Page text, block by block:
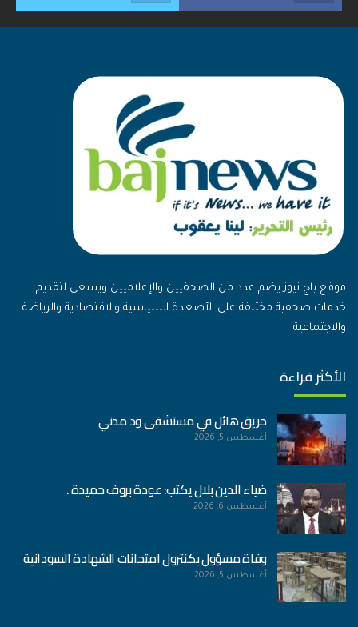
موقع باج نيوز يضم عدد من الصحفيين والإعلاميين ويسعى لتقديم
خدمات صحفية مختلفة على الأصعدة السياسية والاقتصادية والرياضة
والاجتماعية
الأكثر قراءة
حريق هائل في مستشفى ود مدني
أغسطس 5, 2026
ضياء الدين بلال يكتب: عودة بروف حميدة .
أغسطس 6, 2026
وفاة مسؤول بكنترول امتحانات الشهادة السودانية
أغسطس 5, 2026